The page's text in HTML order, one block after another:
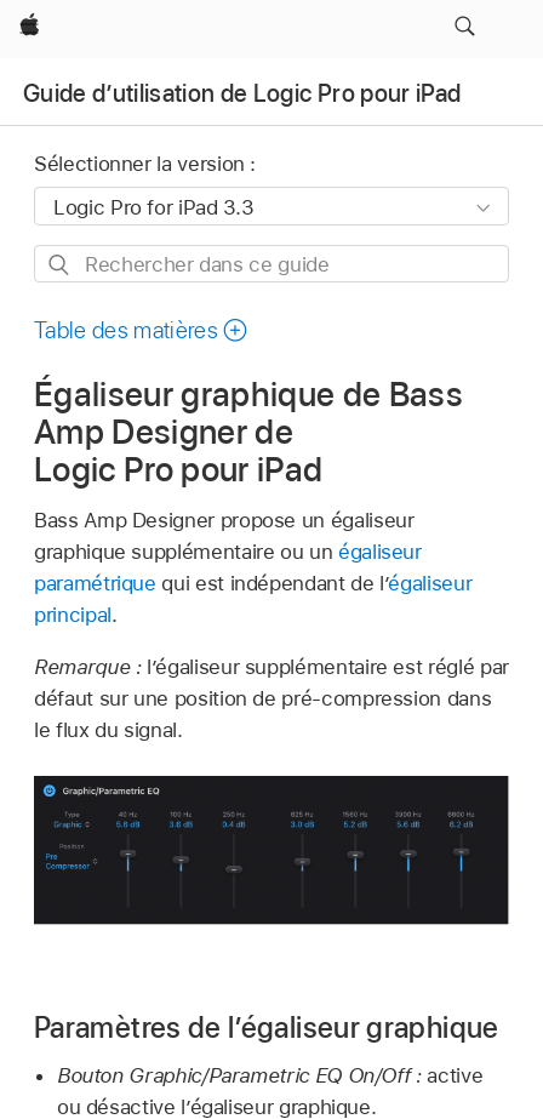
Apple
Guide d’utilisation de Logic Pro pour iPad
Sélectionner la version :
Rechercher
ce
Table des matières
Égaliseur graphique de Bass
Amp Designer de
Logic Pro pour iPad
Bass Amp Designer propose un égaliseur
graphique supplémentaire ou un égaliseur
paramétrique qui est indépendant de l’égaliseur
principal.
Remarque : l’égaliseur supplémentaire est réglé par
défaut sur une position de pré-compression dans
le flux du signal.
Paramètres de l’égaliseur graphique
Bouton Graphic/Parametric EQ On/Off :active
ou désactive l’égaliseur graphique.